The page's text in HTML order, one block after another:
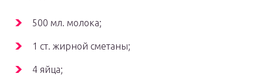
500 мл. молока;
1 ст. жирной сметаны;
4 яйца;